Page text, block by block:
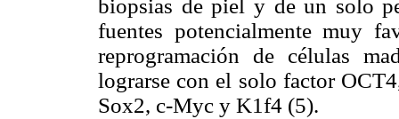
biopsias de piel y de un solo
fuentes potencialmente muy
reprogramación de células
lograrse con el solo factor
Sox2, c-Myc y K1f4 (5).